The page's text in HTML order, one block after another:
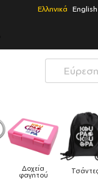
Ελληνικά English
Ποδιές
μαγειρικής Mousepad